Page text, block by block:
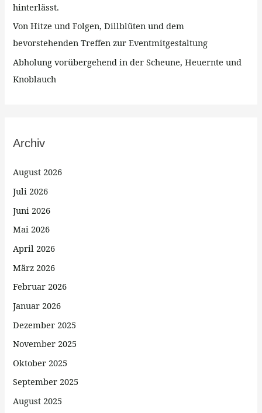
hinterlässt.
Von Hitze und Folgen, Dillblüten und dem
bevorstehenden Treffen zur Eventmitgestaltung
Abholung vorübergehend in der Scheune, Heuernte und
Knoblauch
Archiv
August 2026
Juli 2026
Juni 2026
Mai 2026
April 2026
März 2026
Februar 2026
Januar 2026
Dezember 2025
November 2025
Oktober 2025
September 2025
August 2025